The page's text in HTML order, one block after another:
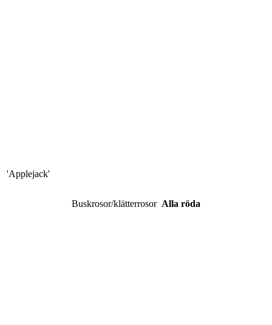
'Applejack'
Buskrosor/klätterrosor Alla röda